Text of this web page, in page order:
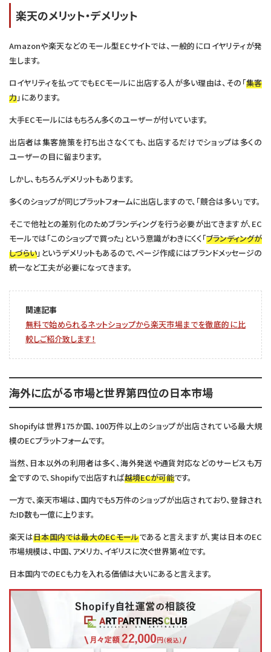
楽天のメリット・デメリット
Amazonや楽天などのモール型ECサイトでは、一般的にロイヤリティが発
生します。
ロイヤリティを払ってでもECモールに出店する人が多い理由は、その「集客
力」にあります。
大手ECモールにはもちろん多くのユーザーが付いています。
出店者は集客施策を打ち出さなくても、出店するだけでショップは多くの
ユーザーの目に留まります。
しかし、もちろんデメリットもあります。
多くのショップが同じプラットフォームに出店しますので、「競合は多い」です。
そこで他社との差別化のためブランディングを行う必要が出てきますが、EC
モールでは「このショップで買った」という意識がわきにくく「ブランディングが
しづらい」というデメリットもあるので、ページ作成にはブランドメッセージの
統一など工夫が必要になってきます。
関連記事
無料で始められるネットショップから楽天市場までを徹底的に比
較しご紹介致します！
海外に広がる市場と世界第四位の日本市場
Shopifyは世界175か国、100万件以上のショップが出店されている最大規
模のECプラットフォームです。
当然、日本以外の利用者は多く、海外発送や通貨対応などのサービスも万
全ですので、Shopifyで出店すれば越境ECが可能です。
一方で、楽天市場は、国内でも5万件のショップが出店されており、登録され
たID数も一億に上ります。
楽天は日本国内では最大のECモールであると言えますが、実は日本のEC
市場規模は、中国、アメリカ、イギリスに次ぐ世界第4位です。
日本国内でのECも力を入れる価値は大いにあると言えます。